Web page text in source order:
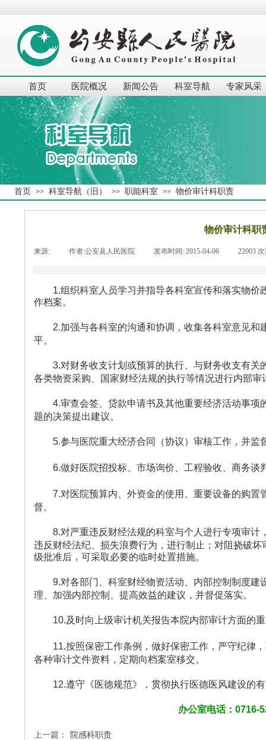
首页 医院概况 新闻公告 科室导航 专家风采
首页 >> 科室导航（旧） >> 职能科室 >> 物价审计科职责
物价审计科职
来源: 作者:公安县人民医院 发布时间: 2015-04-06 22003
1.组织科室人员学习并指导各科室宣传和落实物价
作档案。
2.加强与各科室的沟通和协调，收集各科室意见
平。
3.对财务收支计划或预算的执行、与财务收支有
各类物资采购、国家财经法规的执行等情况进行内部审
4.审查会签、贷款申请书及其他重要经济活动事
题的决策提出建议。
5.参与医院重大经济合同（协议）审核工作，并监
6.做好医院招投标、市场询价、工程验收、商务谈
7.对医院预算内、外资金的使用、重要设备的购
督。
8.对严重违反财经法规的科室与个人进行专项审
违反财经法纪、损失浪费行为，进行制止；对阻挠破
级批准后，可采取必要的临时处置措施。
9.对各部门、科室财经物资活动、内部控制制度建
理、加强内部控制、提高效益的建议，并督促落实。
10.及时向上级审计机关报告本院内部审计方面的
11.按照保密工作条例，做好保密工作，严守纪律
各种审计文件资料，定期向档案室移交。
12.遵守《医德规范》，贯彻执行医德医风建设的
办公室电话： 0716-
上一篇：
院感科职责